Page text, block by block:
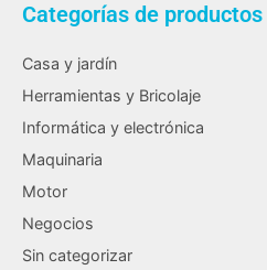
Categorías de productos
Casa y jardín
Herramientas y Bricolaje
Informática y electrónica
Maquinaria
Motor
Negocios
Sin categorizar